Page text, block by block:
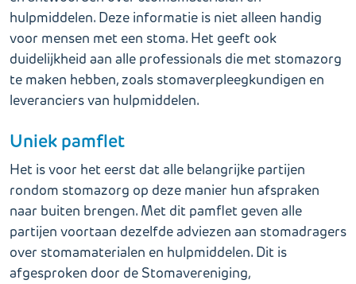
hulpmiddelen. Deze informatie is niet alleen handig
voor mensen met een stoma. Het geeft ook
duidelijkheid aan alle professionals die met stomazorg
te maken hebben, zoals stomaverpleegkundigen en
leveranciers van hulpmiddelen.
Uniek pamflet
Het is voor het eerst dat alle belangrijke partijen
rondom stomazorg op deze manier hun afspraken
naar buiten brengen. Met dit pamflet geven alle
partijen voortaan dezelfde adviezen aan stomadragers
over stomamaterialen en hulpmiddelen. Dit is
afgesproken door de Stomavereniging,